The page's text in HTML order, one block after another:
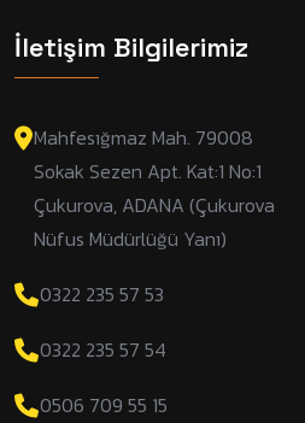
İletişim Bilgilerimiz
Mahfesığmaz Mah. 79008
Sokak Sezen Apt. Kat:1 No:1
Çukurova, ADANA (Çukurova
Nüfus Müdürlüğü Yanı)
0322 235 57 53
0322 235 57 54
0506 709 55 15